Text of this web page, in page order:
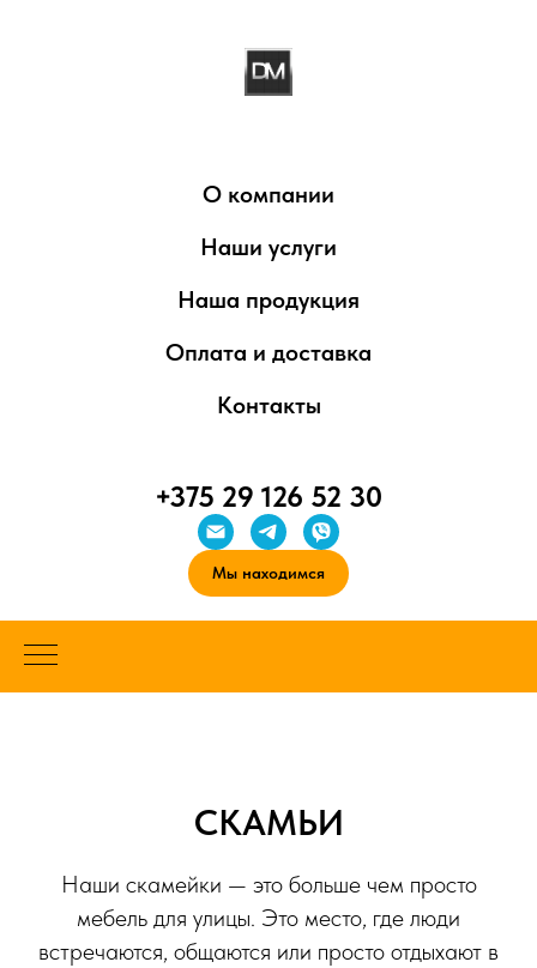
О компании
Наши услуги
Наша продукция
Оплата и доставка
Контакты
+375 29 126 52 30
Мы находимся
СКАМЬИ
Наши скамейки — это больше чем просто
мебель для улицы. Это место, где люди
встречаются, общаются или просто отдыхают в